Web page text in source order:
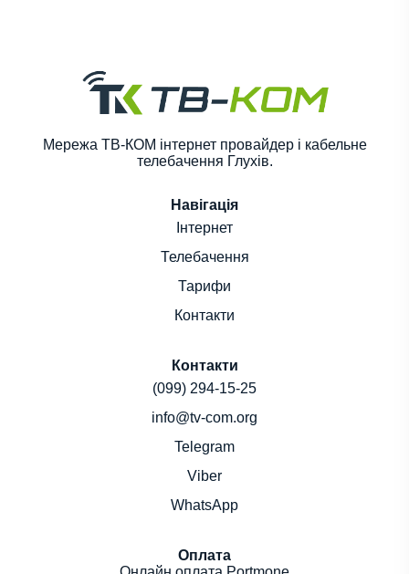
Мережа ТВ-КОМ інтернет провайдер і кабельне
телебачення Глухів.
Навігація
Інтернет
Телебачення
Тарифи
Контакти
Контакти
(099) 294-15-25
info@tv-com.org
Telegram
Viber
WhatsApp
Оплата